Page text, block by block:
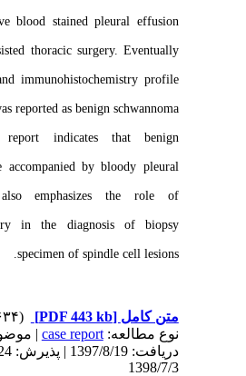
blood stained pleural effusion
thoracic surgery. Eventually
immunohistochemistry profile
reported as benign schwannoma.
report indicates that benign
accompanied by bloody pleural
emphasizes the role of
in the diagnosis of biopsy
specimen of spindle cell lesions.
متن کامل[PDF 443 kb]
نوع مطالعه:case report| موضوع
1398/7/3